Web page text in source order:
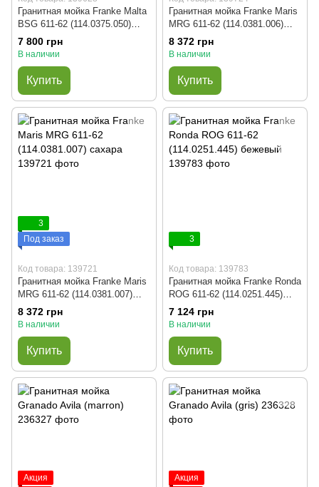
Гранитная мойка Franke Malta
BSG 611-62 (114.0375.050)
оникс
7 800 грн
В наличии
Купить
Гранитная мойка Franke Maris
MRG 611-62 (114.0381.006)
оникс
8 372 грн
В наличии
Купить
3
Под заказ
Код товара: 139721
Гранитная мойка Franke Maris
MRG 611-62 (114.0381.007)
сахара
8 372 грн
В наличии
Купить
3
Код товара: 139783
Гранитная мойка Franke Ronda
ROG 611-62 (114.0251.445)
бежевый
7 124 грн
В наличии
Купить
Акция
Акция